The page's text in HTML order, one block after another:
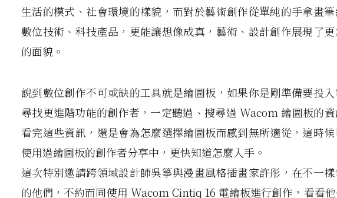
生活的模式、社會環境的樣貌，而對於藝術創作從單純的手拿畫
數位技術、科技產品，更能讓想像成真，藝術、設計創作展現了
的面貌。
說到數位創作不可或缺的工具就是繪圖板，如果你是剛準備要投
尋找更進階功能的創作者，一定聽過、搜尋過 Wacom 繪圖板的
看完這些資訊，還是會為怎麼選擇繪圖板而感到無所適從，這時
使用過繪圖板的創作者分享中，更快知道怎麼入手。
這次特別邀請跨領域設計師吳箏與漫畫風格插畫家許彤，在不一
的他們，不約而同使用 Wacom Cintiq 16 電繪板進行創作，看看